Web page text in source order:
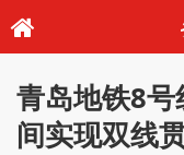
青岛地铁8
间实现双线